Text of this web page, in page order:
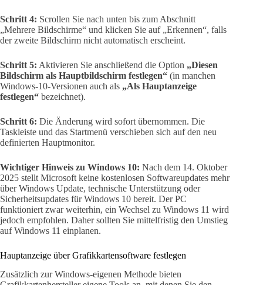
Schritt 4: Scrollen Sie nach unten bis zum Abschnitt
„Mehrere Bildschirme“ und klicken Sie auf „Erkennen“, falls
der zweite Bildschirm nicht automatisch erscheint.
Schritt 5: Aktivieren Sie anschließend die Option „Diesen
Bildschirm als Hauptbildschirm festlegen“ (in manchen
Windows-10-Versionen auch als „Als Hauptanzeige
festlegen“ bezeichnet).
Schritt 6: Die Änderung wird sofort übernommen. Die
Taskleiste und das Startmenü verschieben sich auf den neu
definierten Hauptmonitor.
Wichtiger Hinweis zu Windows 10: Nach dem 14. Oktober
2025 stellt Microsoft keine kostenlosen Softwareupdates mehr
über Windows Update, technische Unterstützung oder
Sicherheitsupdates für Windows 10 bereit. Der PC
funktioniert zwar weiterhin, ein Wechsel zu Windows 11 wird
jedoch empfohlen. Daher sollten Sie mittelfristig den Umstieg
auf Windows 11 einplanen.
Hauptanzeige über Grafikkartensoftware festlegen
Zusätzlich zur Windows-eigenen Methode bieten